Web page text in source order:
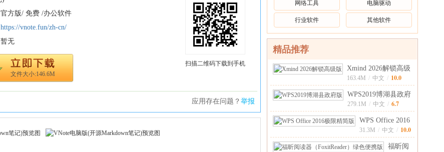
官方版/ 免费 /办公软件
https://vnote.fun/zh-cn/
暂无
文件大小:146.6M
应用存在问题？ 举报
扫描二维码下载到手机
网络工具 电脑驱动
行业软件 其他软件
精品推荐
Xmind 2026解锁高级
版26.04.01
163.4M / 中文 / 10.0
WPS2019博湖县政府
版11.8.2.10
279.1M / 中文 / 6.7
WPS Office 2016
极限精简版202
31.3M / 中文 / 10.0
福昕阅